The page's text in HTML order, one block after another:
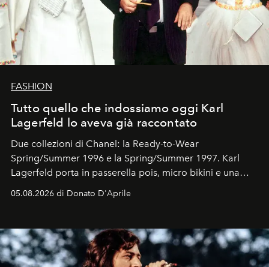
FASHION
Tutto quello che indossiamo oggi Karl
Lagerfeld lo aveva già raccontato
Due collezioni di Chanel: la Ready-to-Wear
Spring/Summer 1996 e la Spring/Summer 1997. Karl
Lagerfeld porta in passerella pois, micro bikini e una
logomania pensata per la spiaggia
Kate, Claudia e Carla una dietro l'altra. Trent'anni dopo,
uno dei documenti più contemporanei che abbiamo.
05.08.2026 di Donato D'Aprile